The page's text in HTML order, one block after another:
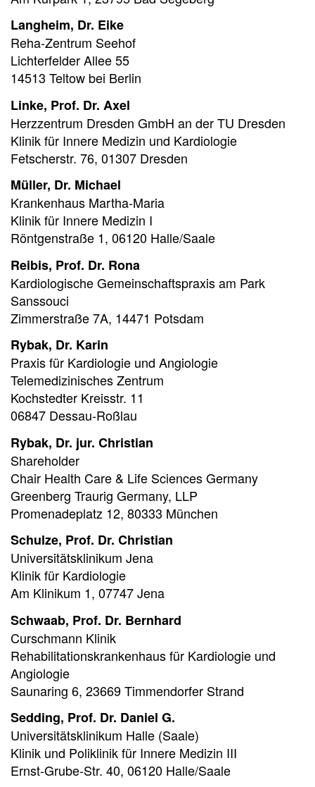
Langheim, Dr. Eike
Reha-Zentrum Seehof
Lichterfelder Allee 55
14513 Teltow bei Berlin
Linke, Prof. Dr. Axel
Herzzentrum Dresden GmbH an der TU Dresden
Klinik für Innere Medizin und Kardiologie
Fetscherstr. 76, 01307 Dresden
Müller, Dr. Michael
Krankenhaus Martha-Maria
Klinik für Innere Medizin I
Röntgenstraße 1, 06120 Halle/Saale
Reibis, Prof. Dr. Rona
Kardiologische Gemeinschaftspraxis am Park
Sanssouci
Zimmerstraße 7A, 14471 Potsdam
Rybak, Dr. Karin
Praxis für Kardiologie und Angiologie
Telemedizinisches Zentrum
Kochstedter Kreisstr. 11
06847 Dessau-Roßlau
Rybak, Dr. jur. Christian
Shareholder
Chair Health Care & Life Sciences Germany
Greenberg Traurig Germany, LLP
Promenadeplatz 12, 80333 München
Schulze, Prof. Dr. Christian
Universitätsklinikum Jena
Klinik für Kardiologie
Am Klinikum 1, 07747 Jena
Schwaab, Prof. Dr. Bernhard
Curschmann Klinik
Rehabilitationskrankenhaus für Kardiologie und
Angiologie
Saunaring 6, 23669 Timmendorfer Strand
Sedding, Prof. Dr. Daniel G.
Universitätsklinikum Halle (Saale)
Klinik und Poliklinik für Innere Medizin III
Ernst-Grube-Str. 40, 06120 Halle/Saale